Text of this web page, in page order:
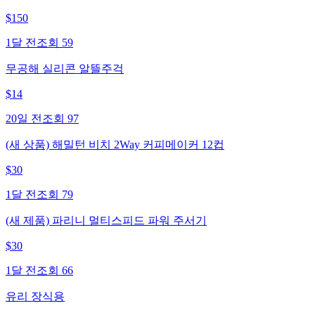
$150
1달 전 조회 59
무공해 실리콘 알뜰주걱
$14
20일 전 조회 97
(새 상품) 해밀턴 비치 2Way 커피메이커 12컵
$30
1달 전 조회 79
(새 제품) 파리니 멀티스피드 파워 주서기
$30
1달 전 조회 66
유리 장식용